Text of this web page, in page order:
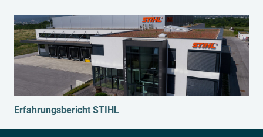
Erfahrungsbericht STIHL